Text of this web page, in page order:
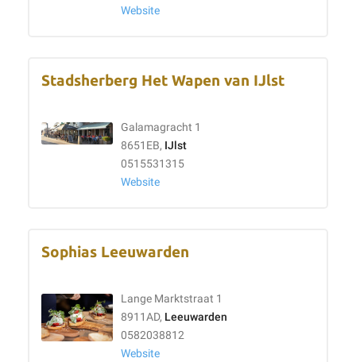
Website
Stadsherberg Het Wapen van IJlst
Galamagracht 1
8651EB, IJlst
0515531315
Website
Sophias Leeuwarden
Lange Marktstraat 1
8911AD, Leeuwarden
0582038812
Website